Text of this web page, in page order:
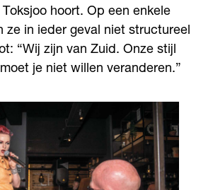
hoort. Op een enkele
ze in ieder geval niet structureel
“Wij zijn van Zuid. Onze stijl
je niet willen veranderen.”